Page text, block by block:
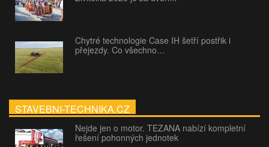
Chytré technologie Case IH šetří postřik i
přejezdy. Co všechno…
STAVEBNI-TECHNIKA.CZ
Nejde jen o motor. TEZANA nabízí kompletní
řešení pohonných jednotek